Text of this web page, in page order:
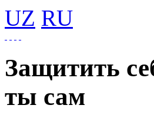
UZ RU
Защитить
ты сам